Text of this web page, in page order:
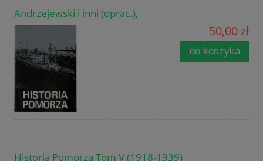
Andrzejewski i inni (oprac.),
50,00 zł
do koszyka
Historia Pomorza Tom V (1918-1939)